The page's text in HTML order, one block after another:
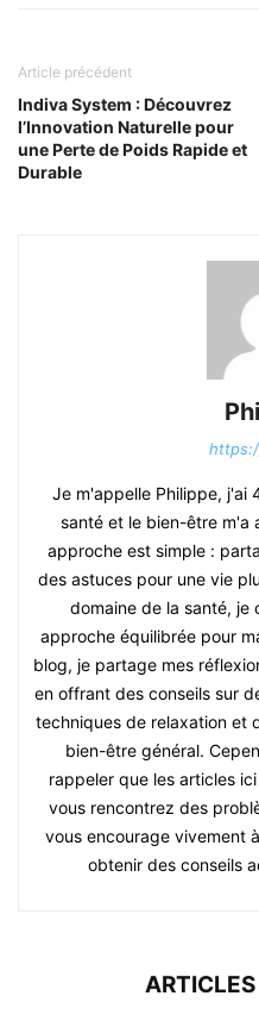
Article précédent
Indiva System : Découvrez
l’Innovation Naturelle pour
une Perte de Poids Rapide et
Durable
Je m'appelle Philippe, j'ai
santé et le bien-être m'a
approche est simple :
des astuces pour une vie
domaine de la santé, je
approche équilibrée pour
blog, je partage mes
en offrant des conseils sur
techniques de relaxation et
bien-être général.
rappeler que les articles
vous rencontrez des
vous encourage vivement
obtenir des conseils